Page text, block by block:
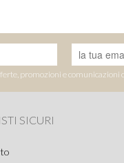
promozioni e comunicazioni
SICURI